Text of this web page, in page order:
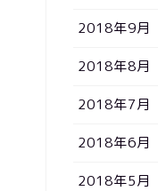
2018年9月
2018年8月
2018年7月
2018年6月
2018年5月